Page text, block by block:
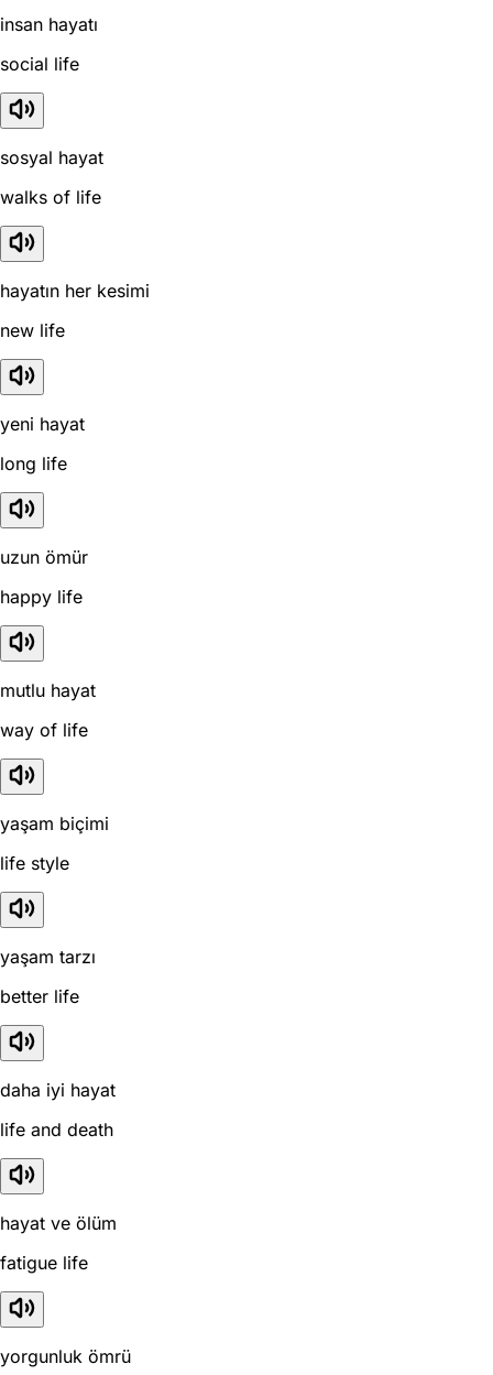
insan hayatı
social life
sosyal hayat
walks of life
hayatın her kesimi
new life
yeni hayat
long life
uzun ömür
happy life
mutlu hayat
way of life
yaşam biçimi
life style
yaşam tarzı
better life
daha iyi hayat
life and death
hayat ve ölüm
fatigue life
yorgunluk ömrü